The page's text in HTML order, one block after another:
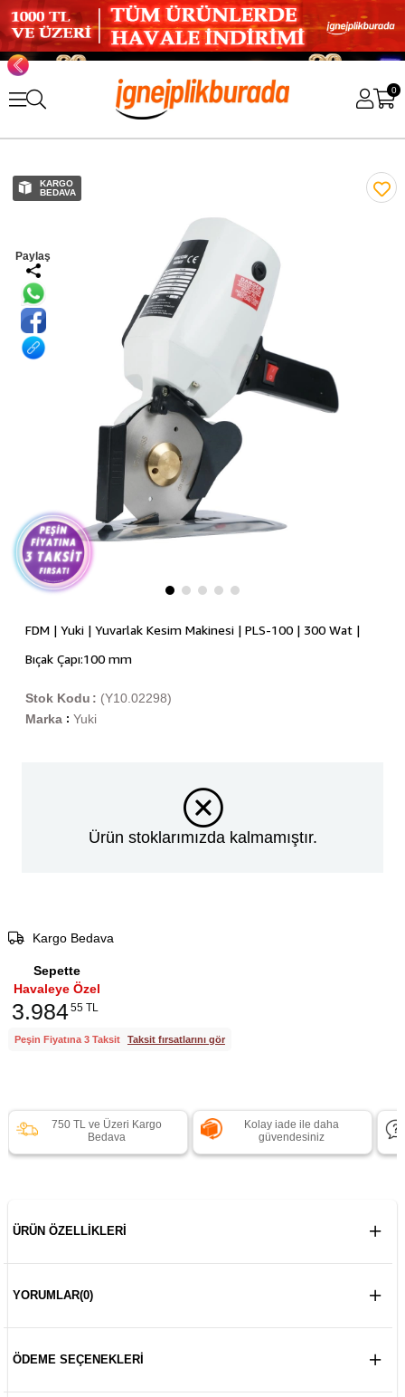
0
KARGO
BEDAVA
Paylaş
FDM | Yuki | Yuvarlak Kesim Makinesi | PLS-100 | 300 Wat |
Bıçak Çapı:100 mm
(Y10.02298)
Stok Kodu
Marka : Yuki
Ürün stoklarımızda kalmamıştır.
Kargo Bedava
Sepette
Havaleye Özel
3.98455 TL
Peşin Fiyatına 3 Taksit Taksit fırsatlarını gör
750 TL ve Üzeri Kargo
Bedava
Kolay iade ile daha
güvendesiniz
ÜRÜN ÖZELLIKLERI
YORUMLAR(0)
ÖDEME SEÇENEKLERI